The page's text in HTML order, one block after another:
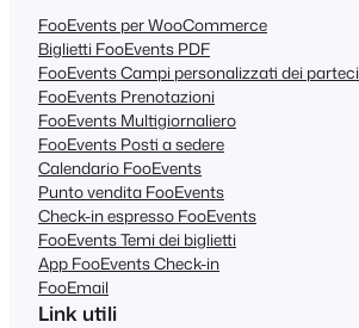
FooEvents per WooCommerce
Biglietti FooEvents PDF
FooEvents Campi personalizzati dei
FooEvents Prenotazioni
FooEvents Multigiornaliero
FooEvents Posti a sedere
Calendario FooEvents
Punto vendita FooEvents
Check-in espresso FooEvents
FooEvents Temi dei biglietti
App FooEvents Check-in
FooEmail
Link utili